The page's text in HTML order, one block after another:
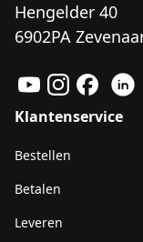
Hengelder 40
6902PA
Klantenservice
Bestellen
Betalen
Leveren